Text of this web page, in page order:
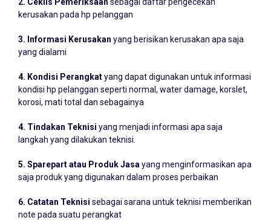
kerusakan pada hp pelanggan
yang dialami
kondisi hp pelanggan seperti normal, water damage, korslet,
korosi, mati total dan sebagainya
langkah yang dilakukan teknisi.
saja produk yang digunakan dalam proses perbaikan
note pada suatu perangkat